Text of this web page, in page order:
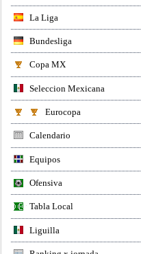
La Liga
Bundesliga
Copa MX
Seleccion Mexicana
Eurocopa
Calendario
Equipos
Ofensiva
Tabla Local
Liguilla